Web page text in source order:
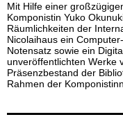
Mit Hilfe einer
Komponistin Yuko
Räumlichkeiten der
Nicolaihaus ein
Notensatz sowie ein
unveröffentlichten Werke
Präsenzbestand der
Rahmen der